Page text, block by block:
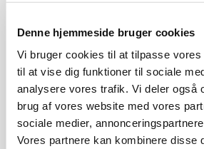
Denne hjemmeside bruger cookies
Vi bruger cookies til at tilpasse vores
til at vise dig funktioner til sociale
analysere vores trafik. Vi deler også
brug af vores website med vores
sociale medier,
Vores partnere kan kombinere disse
POLITIK
»Nu stopper I«:
protestgruppe vil demonstrere
gødskningslov